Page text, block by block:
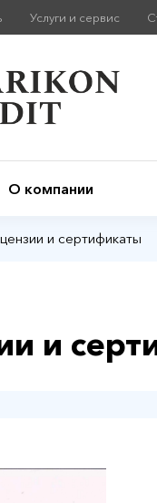
Услуги и сервис
О компании
и сертификаты
и